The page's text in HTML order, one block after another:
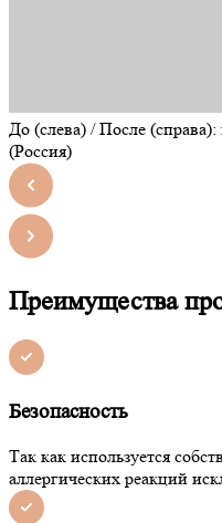
До (слева) / После
(Россия)
Преимущества
Безопасность
Так как используется
аллергических реакций